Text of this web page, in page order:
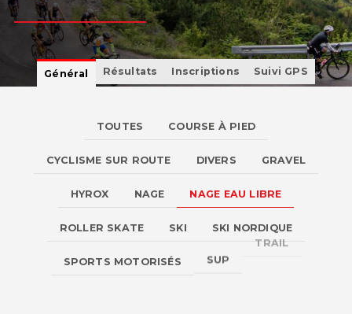
Général Résultats Inscriptions Suivi GPS
TOUTES COURSE À PIED
CYCLISME SUR ROUTE DIVERS GRAVEL
HYROX NAGE NAGE EAU LIBRE
ROLLER SKATE SKI SKI NORDIQUE
SPORTS MOTORISÉS SUP
TRIATHLON